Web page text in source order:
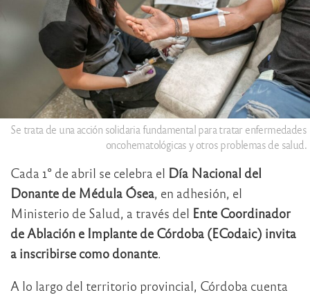
Se trata de una acción solidaria fundamental para tratar enfermedades
oncohematológicas y otros problemas de salud.
Cada 1° de abril se celebra el Día Nacional del
Donante de Médula Ósea, en adhesión, el
Ministerio de Salud, a través del Ente Coordinador
de Ablación e Implante de Córdoba (ECodaic) invita
a inscribirse como donante.
A lo largo del territorio provincial, Córdoba cuenta